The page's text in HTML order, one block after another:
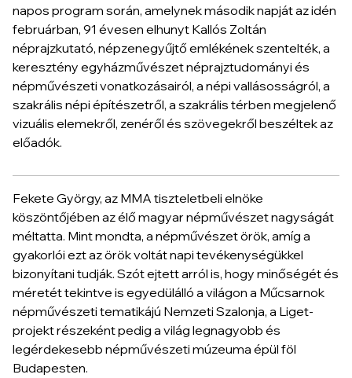
napos program során, amelynek második napját az idén
februárban, 91 évesen elhunyt Kallós Zoltán
néprajzkutató, népzenegyűjtő emlékének szentelték, a
keresztény egyházművészet néprajztudományi és
népművészeti vonatkozásairól, a népi vallásosságról, a
szakrális népi építészetről, a szakrális térben megjelenő
vizuális elemekről, zenéről és szövegekről beszéltek az
előadók.
Fekete György, az MMA tiszteletbeli elnöke
köszöntőjében az élő magyar népművészet nagyságát
méltatta. Mint mondta, a népművészet örök, amíg a
gyakorlói ezt az örök voltát napi tevékenységükkel
bizonyítani tudják. Szót ejtett arról is, hogy minőségét és
méretét tekintve is egyedülálló a világon a Műcsarnok
népművészeti tematikájú Nemzeti Szalonja, a Liget-
projekt részeként pedig a világ legnagyobb és
legérdekesebb népművészeti múzeuma épül föl
Budapesten.